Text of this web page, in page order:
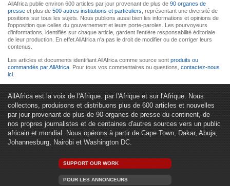
AllAfrica publie environ 600 articles par jour provenant de plus de 90 organes de
presse et plus de 500 autres institutions et particuliers , représentant une diversité de
positions sur tous les sujets. Nous publions aussi bien les informations et opinions de
l'opposition que celles du gouvernement et leurs porte-paroles. Les pourvoyeurs
d'informations, identifiés sur chaque article, gardent l'entière responsabilité éditoriale
de leur production. En effet AllAfrica n'a pas le droit de modifier ou de corriger leurs
contenus.
Les articles et documents identifiant AllAfrica comme source sont produits ou
commandés par AllAfrica . Pour tous vos commentaires ou questions, contactez-nous
ici
AllAfrica est la voix de l'Afrique. par l'Afrique et sur l'Afrique. Nous
collectons, produisons et distribuons plus de 600 articles et nouvelles
par jour provenant de plus de 90 organes de presse du continent, de
nos propres journalistes et de centaines d'autres sources vers un public
africain et mondial. Nous opérons à partir de Cape Town, Dakar, Abuja,
Johannesburg, Nairobi et Washington DC.
SUPPORT OUR WORK
POUR LES ANNONCEURS